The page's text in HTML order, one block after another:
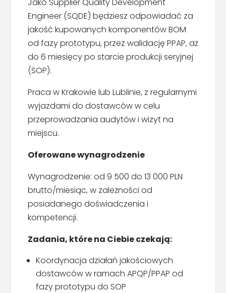
Engineer (SQDE) będziesz odpowiadać za
jakość kupowanych komponentów BOM
od fazy prototypu, przez walidację PPAP, aż
do 6 miesięcy po starcie produkcji seryjnej
(SOP).
Praca w Krakowie lub Lublinie, z regularnymi
wyjazdami do dostawców w celu
przeprowadzania audytów i wizyt na
miejscu.
Oferowane wynagrodzenie
Wynagrodzenie: od 9 500 do 13 000 PLN
brutto/miesiąc, w zależności od
posiadanego doświadczenia i
kompetencji.
Zadania, które na Ciebie czekają:
Koordynacja działań jakościowych
dostawców w ramach APQP/PPAP od
fazy prototypu do SOP